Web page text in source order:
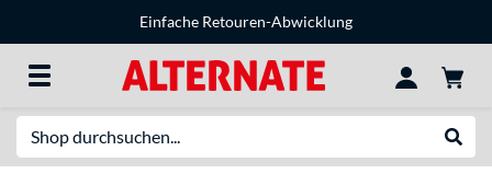
Einfache Retouren-Abwicklung